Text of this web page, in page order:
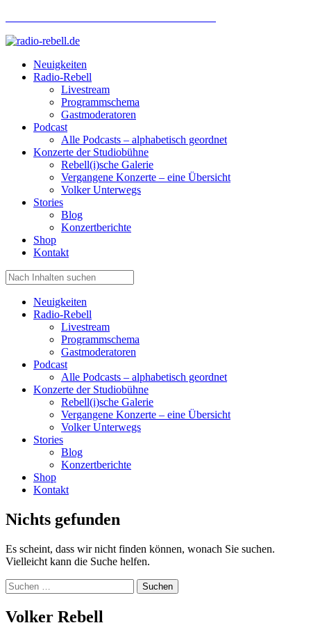
Neuigkeiten
Radio-Rebell
Livestream
Programmschema
Gastmoderatoren
Podcast
Alle Podcasts – alphabetisch geordnet
Konzerte der Studiobühne
Rebell(i)sche Galerie
Vergangene Konzerte – eine Übersicht
Volker Unterwegs
Stories
Blog
Konzertberichte
Shop
Kontakt
Neuigkeiten
Radio-Rebell
Livestream
Programmschema
Gastmoderatoren
Podcast
Alle Podcasts – alphabetisch geordnet
Konzerte der Studiobühne
Rebell(i)sche Galerie
Vergangene Konzerte – eine Übersicht
Volker Unterwegs
Stories
Blog
Konzertberichte
Shop
Kontakt
Nichts gefunden
Es scheint, dass wir nicht finden können, wonach Sie suchen.
Vielleicht kann die Suche helfen.
Suchen
nach:
Volker Rebell